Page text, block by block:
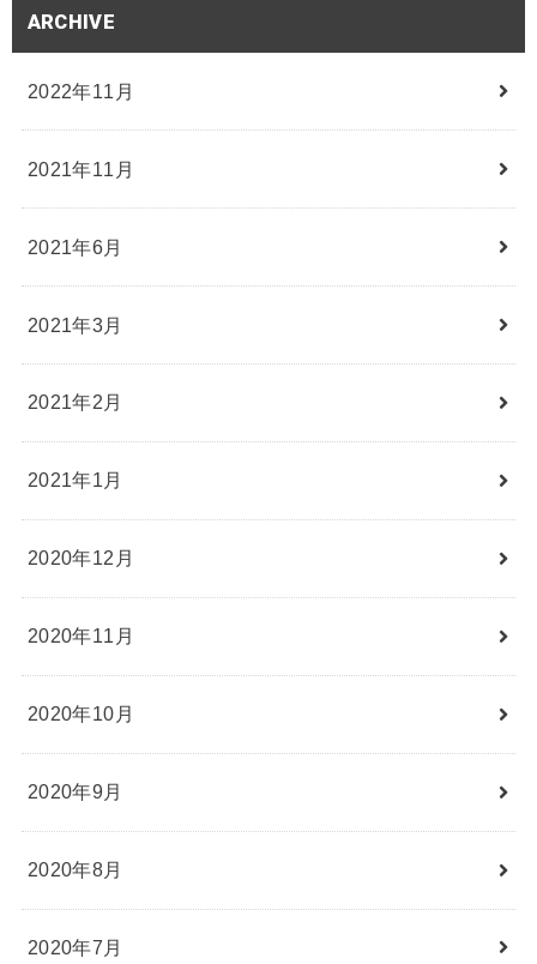
ARCHIVE
2022年11月
2021年11月
2021年6月
2021年3月
2021年2月
2021年1月
2020年12月
2020年11月
2020年10月
2020年9月
2020年8月
2020年7月